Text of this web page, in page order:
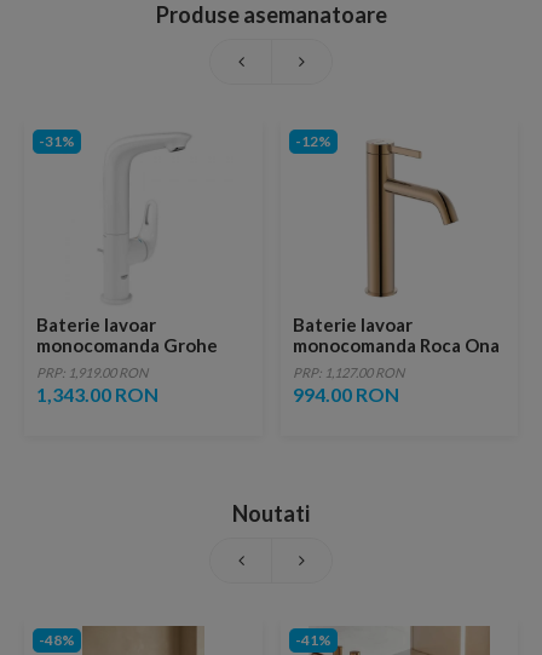
Produse asemanatoare
-31%
Baterie lavoar
monocomanda Grohe
Eurostyle, alb, marime L
PRP: 1,919.00 RON
1,343.00 RON
-12%
Baterie lavoar
monocomanda Roca Ona
cu tehnologie Cold Start
si ventil click-clack rose-
gold lucios
PRP: 1,127.00 RON
994.00 RON
Noutati
-48% -41%